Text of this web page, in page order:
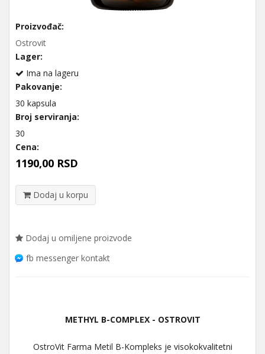
Proizvođač:
Ostrovit
Lager:
Ima na lageru
Pakovanje:
30 kapsula
Broj serviranja:
30
Cena:
1190,00 RSD
Dodaj u korpu
Dodaj u omiljene proizvode
fb messenger kontakt
METHYL B-COMPLEX - OSTROVIT
OstroVit Farma Metil B-Kompleks je visokokvalitetni